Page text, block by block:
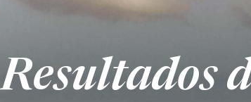
Resultados